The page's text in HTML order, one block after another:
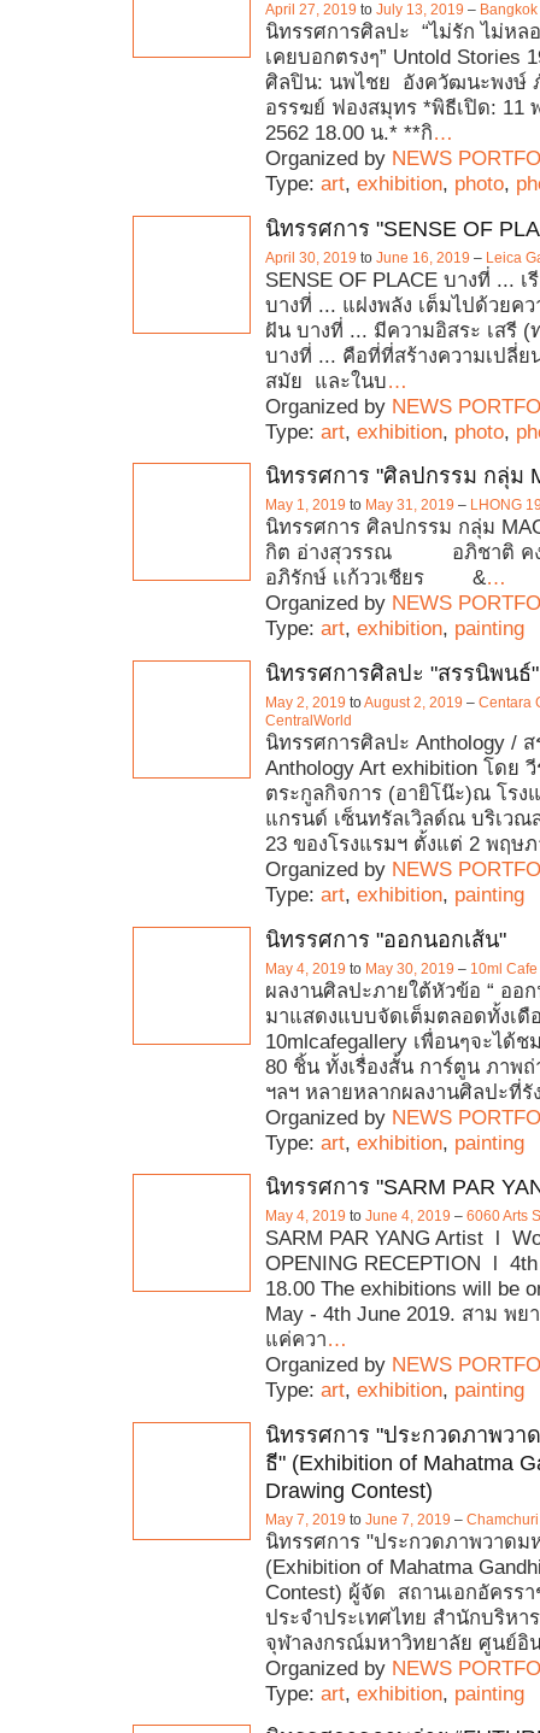
April 27, 2019 to July 13, 2019 –
นิทรรศการศิลปะ “ไม่รัก ไม่หล
เคยบอกตรงๆ” Untold Stories
ศิลปิน: นพไชย อังควัฒนะพงษ์
อรรฆย์ ฟองสมุทร *พิธีเปิด: 11
2562 18.00 น.* **กิ…
Organized by NEWS
Type: art, exhibition, photo,
นิทรรศการ "SENSE OF
April 30, 2019 to June 16, 2019 – Leica
SENSE OF PLACE บางที่ ...
บางที่ ... แฝงพลัง เต็มไปด้วยค
ฝัน บางที่ ... มีความอิสระ เสรี (
บางที่ ... คือที่ที่สร้างความเปลี่ย
สมัย และในบ…
Organized by NEWS
Type: art, exhibition, photo,
นิทรรศการ "ศิลปกรรม กลุ่ม
May 1, 2019 to May 31, 2019 – LHONG
นิทรรศการ ศิลปกรรม กลุ่ม
กิต อ่างสุวรรณ อภิชา
อภิรักษ์ เเก้ววเชียร &…
Organized by NEWS
Type: art, exhibition, painting
นิทรรศการศิลปะ "สรรนิพนธ์"
May 2, 2019 toAugust 2, 2019 – Centara
CentralWorld
นิทรรศการศิลปะ Anthology /
Anthology Art exhibition โดย
ตระกูลกิจการ (อายิโน๊ะ)ณ โรง
แกรนด์ เซ็นทรัลเวิลด์ณ บริเว
23 ของโรงแรมฯ ตั้งแต่ 2 พฤษ
Organized by NEWS
Type: art, exhibition, painting
นิทรรศการ "ออกนอกเส้น"
May 4, 2019 to May 30, 2019 – 10ml
ผลงานศิลปะภายใต้หัวข้อ “ ออ
มาแสดงแบบจัดเต็มตลอดทั้งเ
10mlcafegallery เพื่อนๆจะได้ช
80 ชิ้น ทั้งเรื่องสั้น การ์ตูน ภาพ
ฯลฯ หลายหลากผลงานศิลปะที่รั
Organized by NEWS
Type: art, exhibition, painting
นิทรรศการ "SARM PAR
May 4, 2019 to June 4, 2019 – 6060 Arts
SARM PAR YANG Artist l
OPENING RECEPTION l
18.00 The exhibitions will be
May - 4th June 2019. สาม พย
แค่ควา…
Organized by NEWS
Type: art, exhibition, painting
นิทรรศการ "ประกวดภาพวา
ธี" (Exhibition of Mahatma
Drawing Contest)
May 7, 2019 to June 7, 2019 –
นิทรรศการ "ประกวดภาพวาดม
(Exhibition of Mahatma
Contest) ผู้จัด สถานเอกอัครร
ประจำประเทศไทย สำนักบริห
จุฬาลงกรณ์มหาวิทยาลัย ศูนย์อิ
Organized by NEWS
Type: art, exhibition, painting